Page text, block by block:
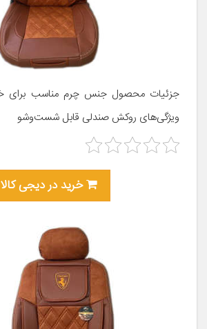
ویژگی‌های روکش صندلی قابل شست‌وشو
خرید در دیجی کالا